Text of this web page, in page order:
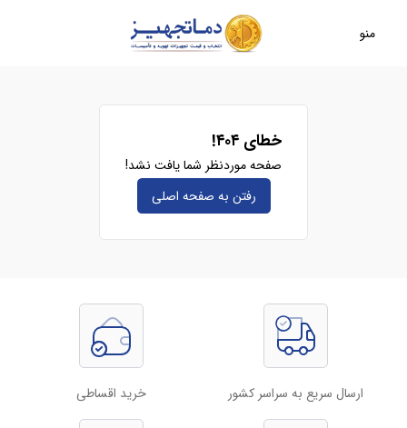
منو
خطای ۴۰۴!
صفحه موردنظر شما یافت نشد!
رفتن به صفحه‌ اصلی
ارسال سریع به سراسر کشور خرید اقساطی